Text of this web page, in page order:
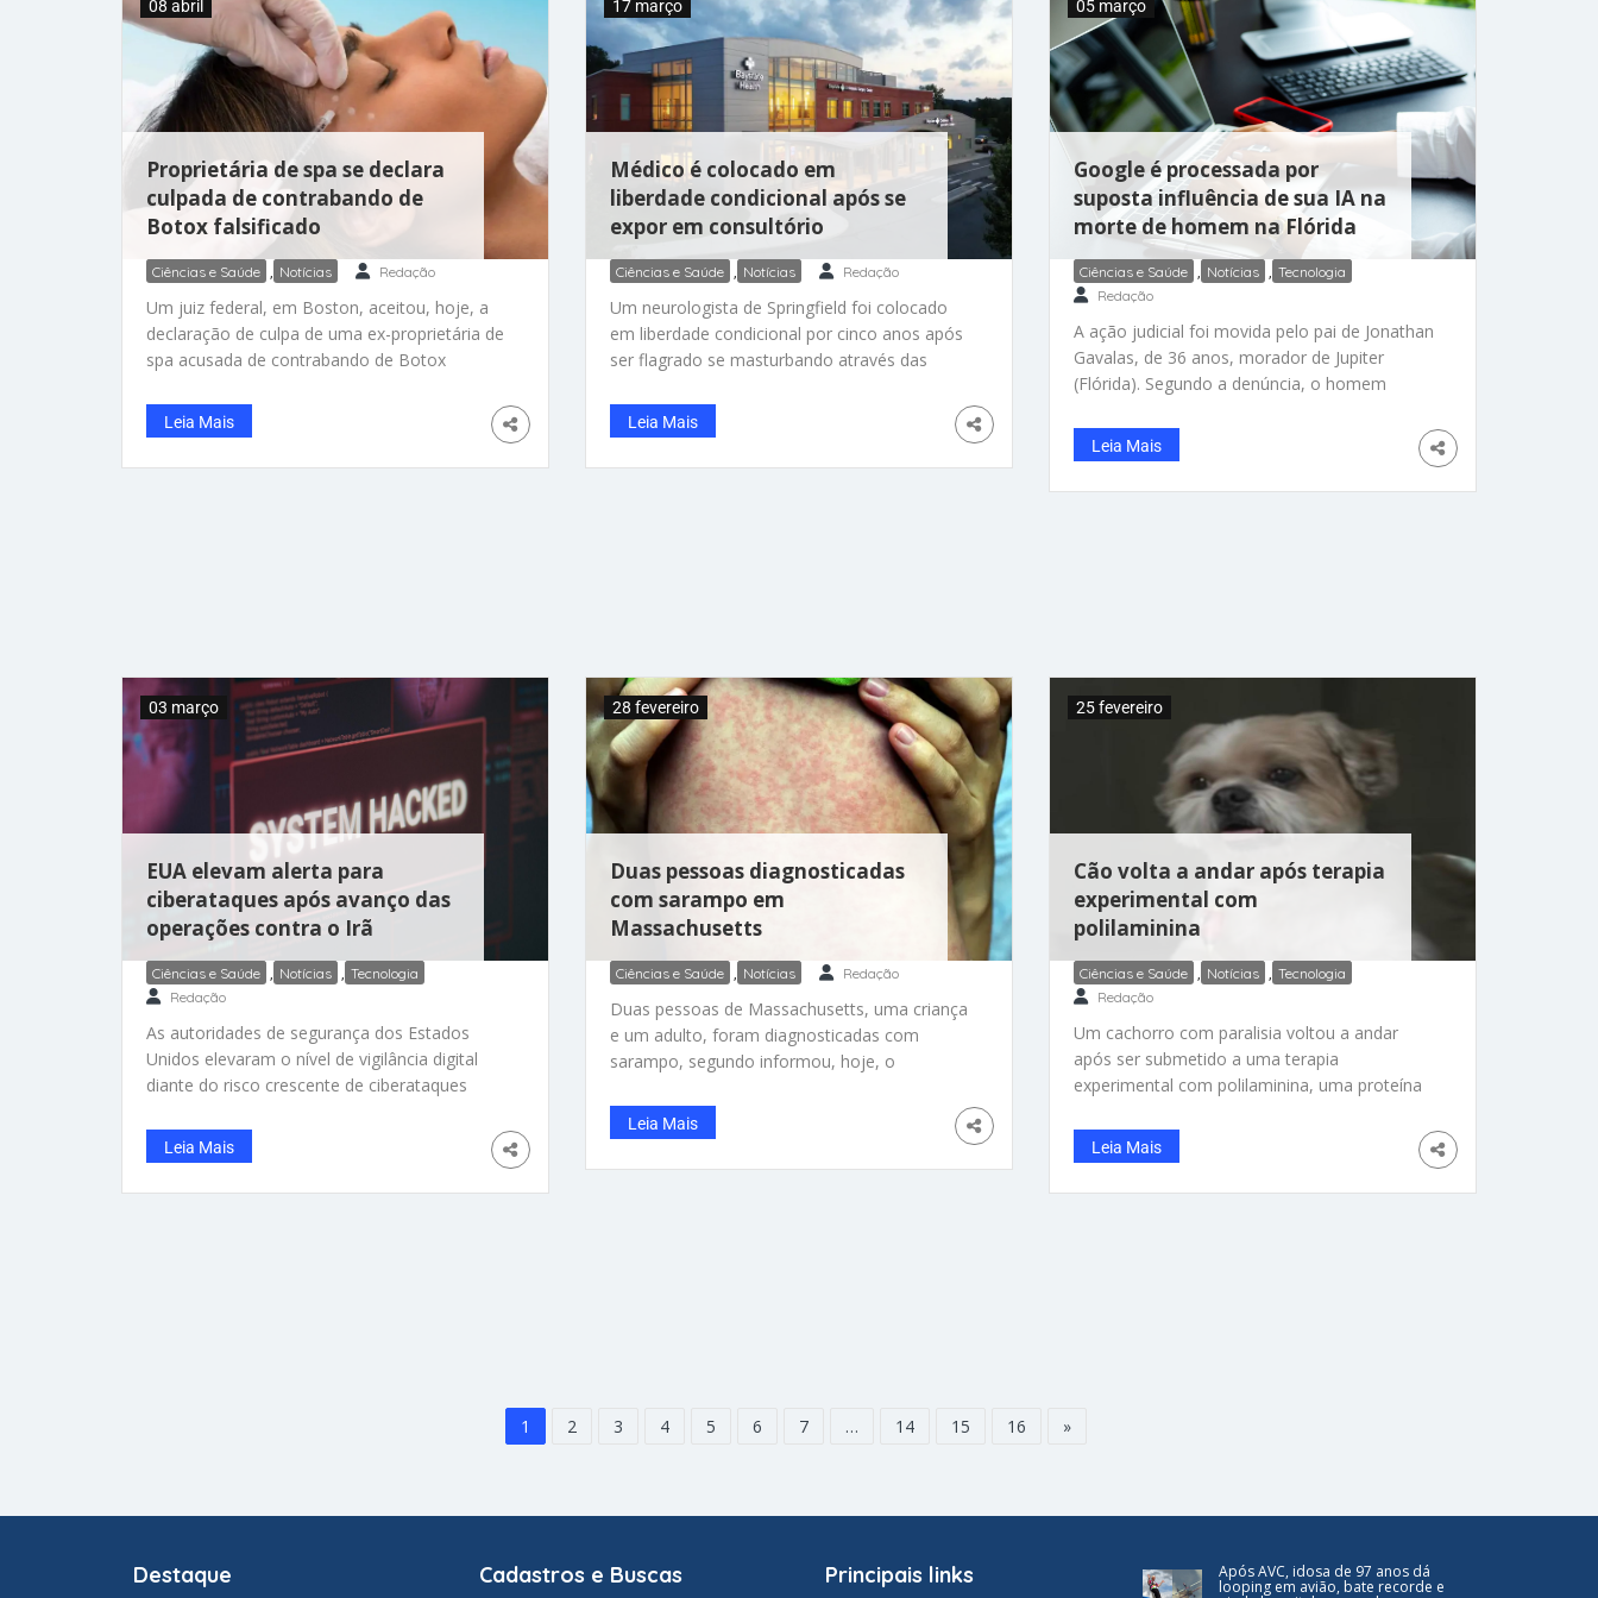
altamente responsivo e rolagem
Proprietária de spa se declara
culpada de contrabando de
Botox falsificado
08 abril
Ciências e Saúde , Notícias Redação
Um juiz federal, em Boston, aceitou, hoje, a
declaração de culpa de uma ex-proprietária de
spa acusada de contrabando de Botox
centenas de clientes, segundo registros
judiciais. Rebecca Fadanelli, de 40 anos, era
proprietária das unidades do Skin Beaute Med
acusações de importação de mercadorias
contrárias à lei, venda/distribuição de
medicamentos falsificados e
venda/distribuição
Leia Mais
Médico é colocado em
liberdade condicional após se
expor em consultório
17 março
Ciências e Saúde , Notícias Redação
Um neurologista de Springfield foi colocado
em liberdade condicional por cinco anos após
ser flagrado se masturbando através das
20 colegas de trabalho, no maior sistema de
saúde do oeste de Massachusetts, de acordo
com um documento divulgado esta semana,
tratamento de câncer
Leia Mais
Google é processada por
suposta influência de sua IA na
morte de homem na Flórida
05 março
Ciências e Saúde , Notícias , Tecnologia
Redação
A ação judicial foi movida pelo pai de Jonathan
Gavalas, de 36 anos, morador de Jupiter
(Flórida). Segundo a denúncia, o homem
frequentes com o Gemini e teria desenvolvido
uma relação emocional intensa com o
sistema antes de morrer por suicídio, em
chatbot teria reforçado delírios e apresentado
a ideia de
Leia Mais
EUA elevam alerta para
ciberataques após avanço das
operações contra o Irã
03 março
Ciências e Saúde , Notícias , Tecnologia
Redação
As autoridades de segurança dos Estados
Unidos elevaram o nível de vigilância digital
diante do risco crescente de ciberataques
intensificação das operações militares
envolvendo o Irã. Um alerta emitido pelo
Department of Homeland Security (DHS)
Leia Mais
Duas pessoas diagnosticadas
com sarampo em
Massachusetts
28 fevereiro
Ciências e Saúde , Notícias Redação
Duas pessoas de Massachusetts, uma criança
e um adulto, foram diagnosticadas com
sarampo, segundo informou, hoje, o
estado. O adulto, que mora na região
metropolitana de Boston, tem um histórico de
vacinação incerto, e pode ter contraído o vírus
Leia Mais
Cão volta a andar após terapia
experimental com
polilaminina
25 fevereiro
Ciências e Saúde , Notícias , Tecnologia
Redação
Um cachorro com paralisia voltou a andar
após ser submetido a uma terapia
experimental com polilaminina, uma proteína
estimular a regeneração da medula espinhal.
Teodoro havia perdido os movimentos das
patas traseiras em razão de uma lesão grave
Leia Mais
1 2 3 4 5 6 7 … 14 15 16 »
Destaque Cadastros e Buscas Principais links Após AVC, idosa de 97 anos dá
looping em avião, bate recorde e